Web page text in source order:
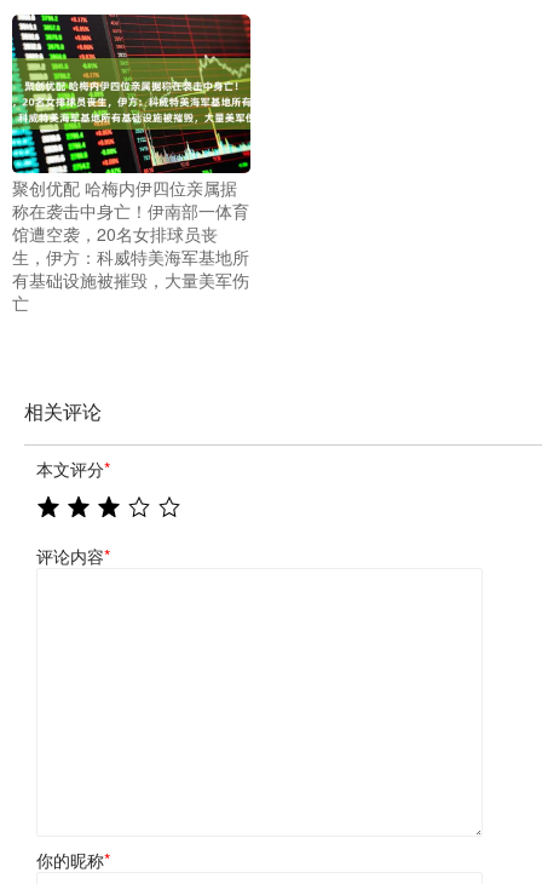
聚创优配 哈梅内伊四位亲属据
称在袭击中身亡！伊南部一体育
馆遭空袭，20名女排球员丧
生，伊方：科威特美海军基地所
有基础设施被摧毁，大量美军伤
亡
相关评论
本文评分*
评论内容*
你的昵称*